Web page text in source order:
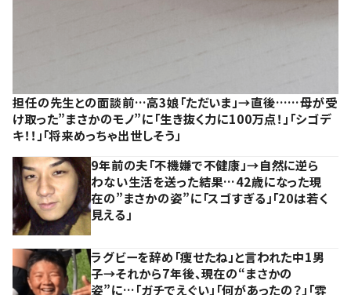
担任の先生との面談前…高3娘「ただいま」→直後……母が受
け取った”まさかのモノ”に「生き抜く力に100万点！」「シゴデ
キ！！」「将来めっちゃ出世しそう」
9年前の夫「不機嫌で不健康」→自然に逆ら
わない生活を送った結果…42歳になった現
在の”まさかの姿”に「スゴすぎる」「20は若く
見える」
ラグビーを辞め「痩せたね」と言われた中1男
子→それから7年後、現在の“まさかの
姿”に…「ガチでえぐい」「何があったの？」「雰